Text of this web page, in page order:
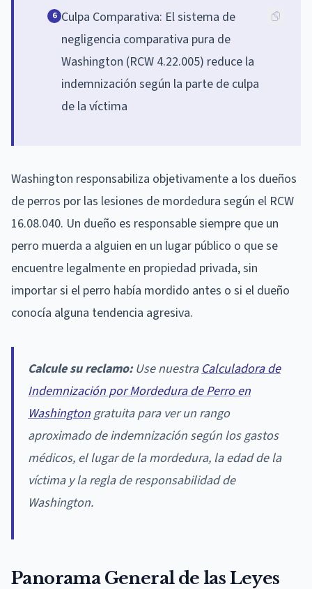
6 Culpa Comparativa: El sistema de
negligencia comparativa pura de
Washington (RCW 4.22.005) reduce la
indemnización según la parte de culpa
de la víctima
Washington responsabiliza objetivamente a los dueños
de perros por las lesiones de mordedura según el RCW
16.08.040. Un dueño es responsable siempre que un
perro muerda a alguien en un lugar público o que se
encuentre legalmente en propiedad privada, sin
importar si el perro había mordido antes o si el dueño
conocía alguna tendencia agresiva.
Calcule su reclamo:Use nuestra Calculadora de
Indemnización por Mordedura de Perro en
Washington gratuita para ver un rango
aproximado de indemnización según los gastos
médicos, el lugar de la mordedura, la edad de la
víctima y la regla de responsabilidad de
Washington.
Panorama General de las Leyes